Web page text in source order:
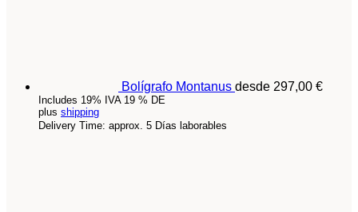
Bolígrafo Montanus desde 297,00 €
Includes 19% IVA 19 % DE
plus shipping
Delivery Time: approx. 5 Días laborables